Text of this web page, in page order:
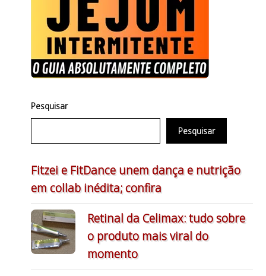
Pesquisar
Pesquisar
Fitzei e FitDance unem dança e nutrição
em collab inédita; confira
Retinal da Celimax: tudo sobre
o produto mais viral do
momento